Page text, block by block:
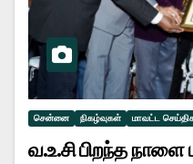
சென்னை நிகழ்வுகள் மாவட்ட
வ.உ.சி பிறந்த நாளை